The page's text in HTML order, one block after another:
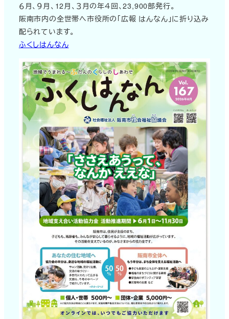
６月、９月、12月、３月の年４回、23,900部発行。
阪南市内の全世帯へ市役所の「広報 はんなん」に折り込み
配られています。
ふくしはんなん